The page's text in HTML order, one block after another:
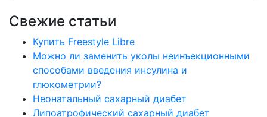
Свежие статьи
Купить Freestyle Libre
Можно ли заменить уколы неинъекционными
способами введения инсулина и
глюкометрии?
Неонатальный сахарный диабет
Липоатрофический сахарный диабет